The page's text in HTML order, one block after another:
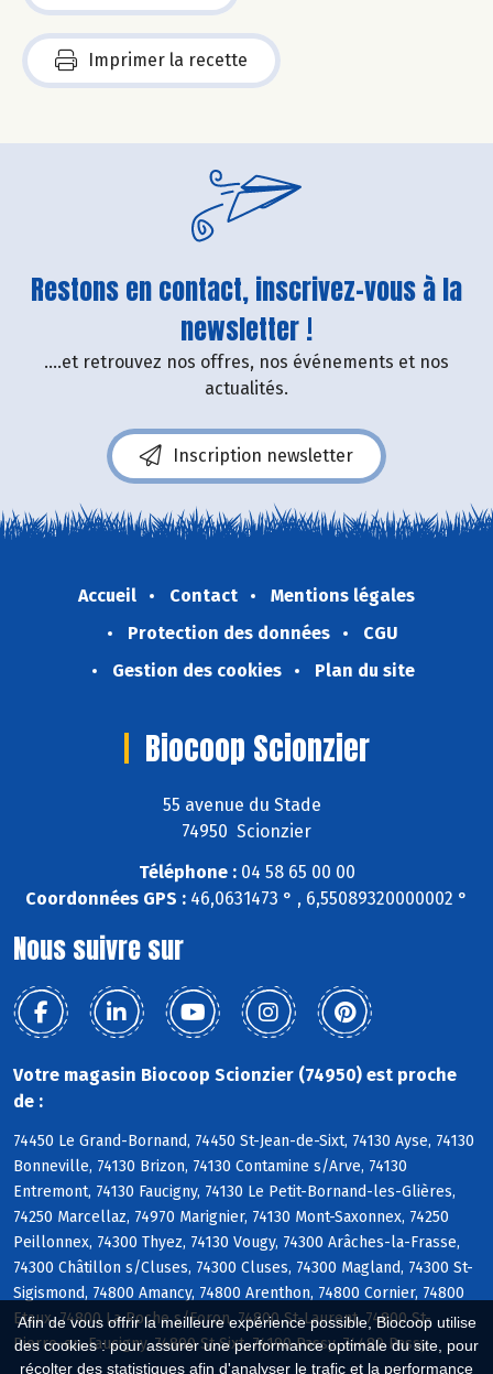
Afin de vous offrir la meilleure expérience possible, Biocoop utilise
des cookies : pour assurer une performance optimale du site, pour
récolter des statistiques afin d'analyser le trafic et la performance
Imprimer la recette
Restons en contact, inscrivez-vous à la
newsletter !
....et retrouvez nos offres, nos événements et nos
actualités.
Inscription newsletter
Accueil Contact
Mentions légales
Protection des données
CGU
Gestion des cookies
Plan du site
Biocoop Scionzier
55 avenue du Stade
74950 Scionzier
Téléphone :04 58 65 00 00
Coordonnées GPS : 46,0631473 ° , 6,55089320000002 °
Nous suivre sur
Votre magasin Biocoop Scionzier (74950) est proche
de :
74450 Le Grand-Bornand, 74450 St-Jean-de-Sixt, 74130 Ayse, 74130
Bonneville, 74130 Brizon, 74130 Contamine s/Arve, 74130
Entremont, 74130 Faucigny, 74130 Le Petit-Bornand-les-Glières,
74250 Marcellaz, 74970 Marignier, 74130 Mont-Saxonnex, 74250
Peillonnex, 74300 Thyez, 74130 Vougy, 74300 Arâches-la-Frasse,
74300 Châtillon s/Cluses, 74300 Cluses, 74300 Magland, 74300 St-
Sigismond, 74800 Amancy, 74800 Arenthon, 74800 Cornier, 74800
Etaux, 74800 La Roche s/Foron, 74800 St-Laurent, 74800 St-
Pierre-en-Faucigny, 74800 St-Sixt, 74190 Passy, 74480 Passy